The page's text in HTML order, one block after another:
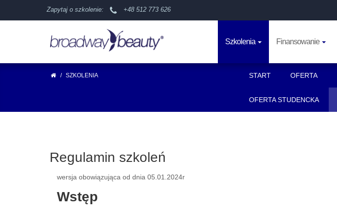
Zapytaj o szkolenie: +48 512 773 626
Szkolenia Finansowanie
/ SZKOLENIA START OFERTA
OFERTA STUDENCKA
Regulamin szkoleń
wersja obowiązująca od dnia 05.01.2024r
Wstęp